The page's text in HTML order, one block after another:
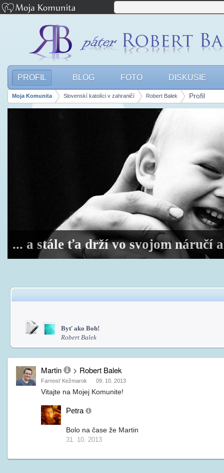
PROFIL BLOG FOTO DISKUSIE
Breadcrumbs
Moja Komunita Slovenskí katolíci v zahraničí Robert Balek Profil
... a stále ťa drží vo svojom náručí
Byť ako Boh!
Robert Balek
Martin > Robert Balek
Farnosť Kežmarok 09. 10. 2013
Vitajte na Mojej Komunite!
Petra
Bolo na čase že Martin
31. 10. 2013